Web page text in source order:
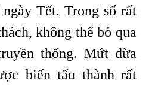
Tết. Trong số rất
không thể bỏ qua
thống. Mứt dừa
biến tấu thành rất